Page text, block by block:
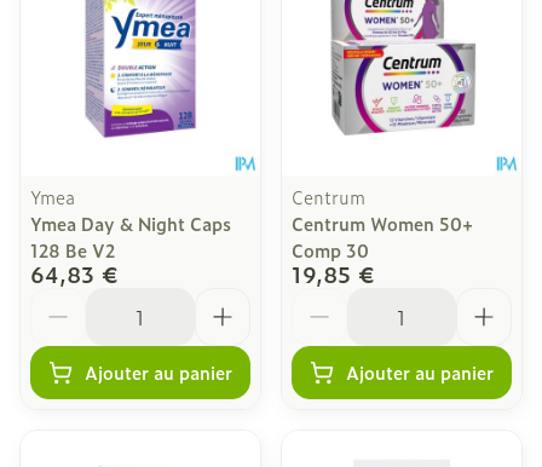
Ymea
Ymea Day & Night Caps
128 Be V2
64,83 €
Ajouter au panier
Centrum
Centrum Women 50+
Comp 30
19,85 €
Ajouter au panier